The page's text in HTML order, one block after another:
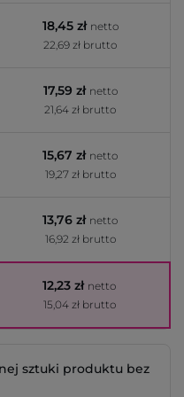
18,45 zł netto
22,69 zł brutto
17,59 zł netto
21,64 zł brutto
15,67 zł netto
19,27 zł brutto
13,76 zł netto
16,92 zł brutto
12,23 zł netto
15,04 zł brutto
sztuki produktu bez